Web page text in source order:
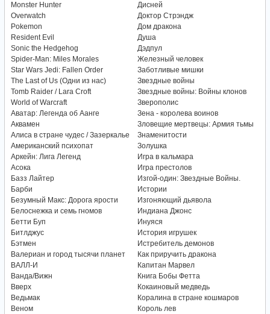
Monster Hunter
Overwatch
Pokemon
Resident Evil
Sonic the Hedgehog
Spider-Man: Miles Morales
Star Wars Jedi: Fallen Order
The Last of Us (Одни из нас)
Tomb Raider / Lara Croft
World of Warcraft
Аватар: Легенда об Аанге
Аквамен
Алиса в стране чудес / Зазеркалье
Американский психопат
Аркейн: Лига Легенд
Асока
Базз Лайтер
Барби
Безумный Макс: Дорога ярости
Белоснежка и семь гномов
Бетти Буп
Битлджус
Бэтмен
Валериан и город тысячи планет
ВАЛЛ-И
Ванда/Вижн
Вверх
Ведьмак
Веном
Дисней
Доктор Стрэндж
Дом дракона
Душа
Дэдпул
Железный человек
Заботливые мишки
Звездные войны
Звездные войны: Войны клонов
Зверополис
Зена - королева воинов
Зловещие мертвецы: Армия тьмы
Знаменитости
Золушка
Игра в кальмара
Игра престолов
Изгой-один: Звездные Войны.
Истории
Изгоняющий дьявола
Индиана Джонс
Инуяся
История игрушек
Истребитель демонов
Как приручить дракона
Капитан Марвел
Книга Бобы Фетта
Кокаиновый медведь
Коралина в стране кошмаров
Король лев